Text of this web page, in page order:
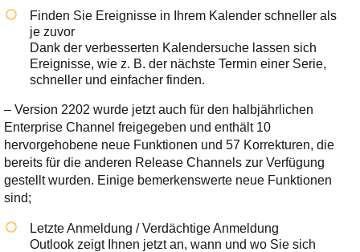
Finden Sie Ereignisse in Ihrem Kalender schneller als
je zuvor
Dank der verbesserten Kalendersuche lassen sich
Ereignisse, wie z. B. der nächste Termin einer Serie,
schneller und einfacher finden.
– Version 2202 wurde jetzt auch für den halbjährlichen
Enterprise Channel freigegeben und enthält 10
hervorgehobene neue Funktionen und 57 Korrekturen, die
bereits für die anderen Release Channels zur Verfügung
gestellt wurden. Einige bemerkenswerte neue Funktionen
sind;
Letzte Anmeldung / Verdächtige Anmeldung
Outlook zeigt Ihnen jetzt an, wann und wo Sie sich